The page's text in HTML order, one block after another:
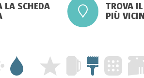
LA SCHEDA
TROVA
PIÙ